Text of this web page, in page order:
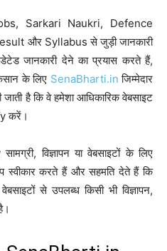
Sarkari Naukri, Defence
और Syllabus से जुड़ी जानकारी
जानकारी देने का प्रयास करते हैं,
के लिए SenaBharti.in जिम्मेदार
जाती है कि वे हमेशा आधिकारिक वेबसाइट
करें।
विज्ञापन या वेबसाइटों के लिए
स्वीकार करते हैं और सहमति देते हैं कि
से उपलब्ध किसी भी विज्ञापन,